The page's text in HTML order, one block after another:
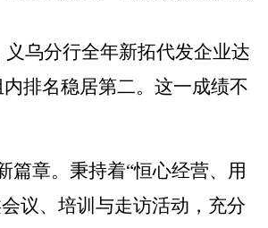
乌分行全年新拓代发企业达
排名稳居第二。这一成绩不
篇章。秉持着“恒心经营、用
议、培训与走访活动，充分